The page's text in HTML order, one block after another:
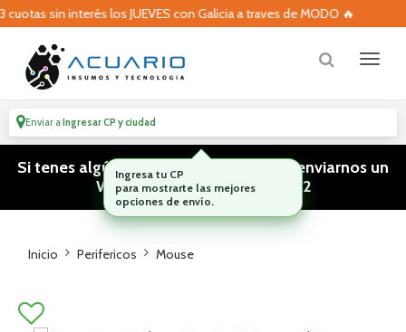
sin interés los JUEVES con Galicia a traves de MODO 🔥
Enviar aIngresar CP y ciudad
Si tenes algún tipo de consulta podes enviarnos un
WhatsApp! (011) 15 5386 3812
Inicio Perifericos Mouse